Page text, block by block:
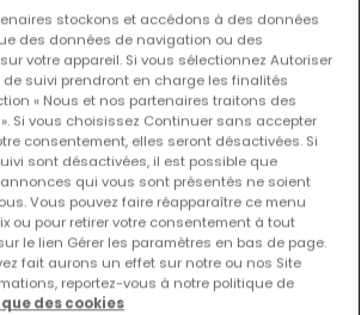
annonces et baisses de prix en
avant première !
sur cette recherche pour recevoir les
que les changements de prix dans
votre boite email !
Créez une alerte
stockons et accédons à des données
des données de navigation ou des
votre appareil. Si vous sélectionnez Autoriser
suivi prendront en charge les finalités
« Nous et nos partenaires traitons des
Si vous choisissez Continuer sans accepter
consentement, elles seront désactivées. Si
sont désactivées, il est possible que
qui vous sont présentés ne soient
Vous pouvez faire réapparaître ce menu
ou pour retirer votre consentement à tout
le lien Gérer les paramètres en bas de page.
fait aurons un effet sur notre ou nos Site
reportez-vous à notre politique de
des cookies